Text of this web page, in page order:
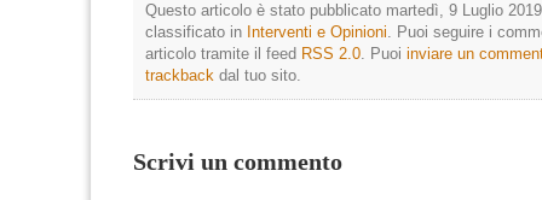
Questo articolo è stato pubblicato martedì, 9 Luglio
classificato in Interventi e Opinioni. Puoi seguire i
articolo tramite il feed RSS 2.0. Puoi inviare un
trackback dal tuo sito.
Scrivi un commento